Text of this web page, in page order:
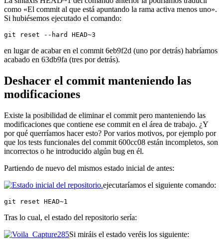
como «El commit al que está apuntando la rama activa menos uno».
Si hubiésemos ejecutado el comando:
git reset --hard HEAD~3
en lugar de acabar en el commit 6eb9f2d (uno por detrás) habríamos
acabado en 63db9fa (tres por detrás).
Deshacer el commit manteniendo las
modificaciones
Existe la posibilidad de eliminar el commit pero manteniendo las
modificaciones que contiene ese commit en el área de trabajo. ¿Y
por qué querríamos hacer esto? Por varios motivos, por ejemplo por
que los tests funcionales del commit 600cc08 están incompletos, son
incorrectos o he introducido algún bug en él.
Partiendo de nuevo del mismos estado inicial de antes:
ejecutaríamos el siguiente comando:
git reset HEAD~1
Tras lo cual, el estado del repositorio sería:
Si miráis el estado veréis los siguiente: